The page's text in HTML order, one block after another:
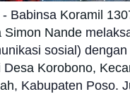
- Babinsa Koramil
Simon Nande
sosial)
Desa Korobono,
, Kabupaten Poso.